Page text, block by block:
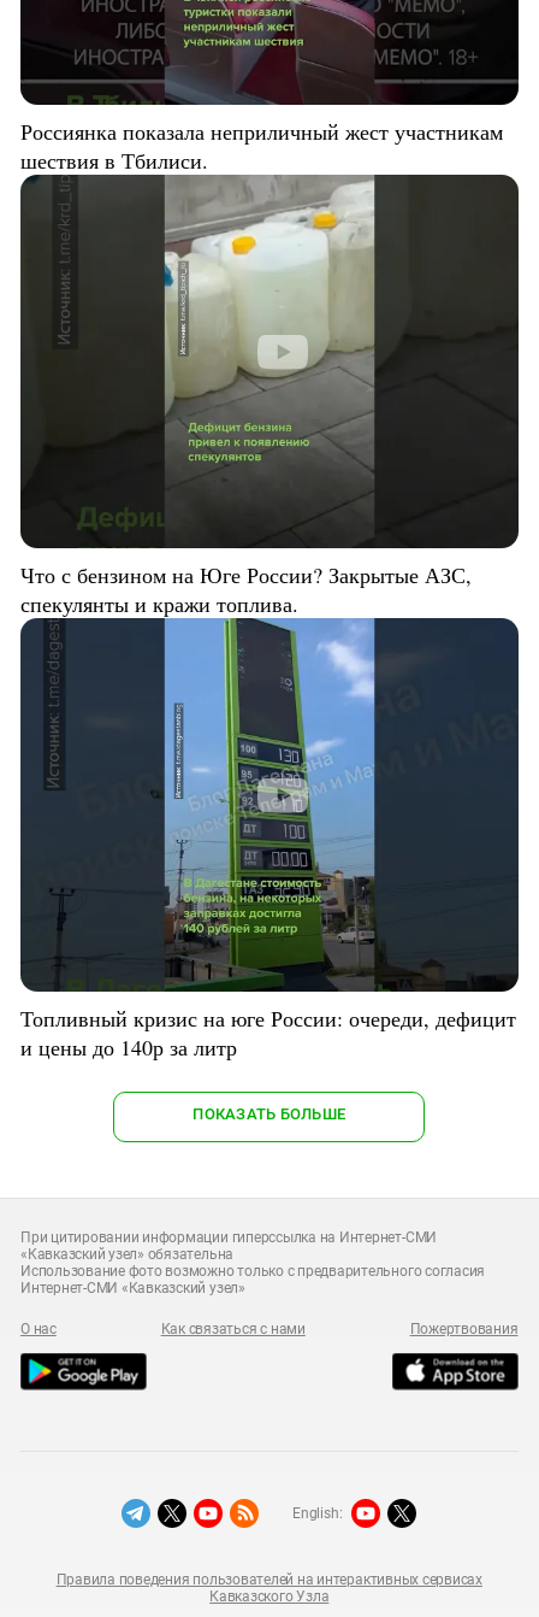
Россиянка показала неприличный жест участникам
шествия в Тбилиси.
Что с бензином на Юге России? Закрытые АЗС,
спекулянты и кражи топлива.
Топливный кризис на юге России: очереди, дефицит
и цены до 140р за литр
ПОКАЗАТЬ БОЛЬШЕ
При цитировании информации гиперссылка на Интернет-СМИ
«Кавказский узел» обязательна
Использование фото возможно только с предварительного согласия
Интернет-СМИ «Кавказский узел»
О нас Как связаться с нами Пожертвования
Правила поведения пользователей на интерактивных сервисах
Кавказского Узла
English: